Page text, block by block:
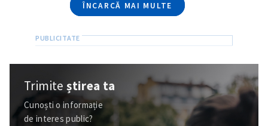
ÎNCARCĂ MAI MULTE
Trimiteștirea ta
Cunoști o informație
de interes public?